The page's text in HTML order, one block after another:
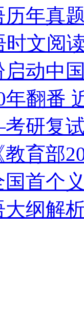
年真
时文阅
动中
翻番
研复
育部
国首个
纲解